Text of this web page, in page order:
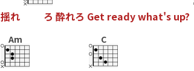
揺れ ろ 酔れろ Get readywhat's up?
Am C